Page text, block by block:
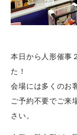
本日から人形催事
た！
会場には多くのお
ご予約不要でご来
さい。